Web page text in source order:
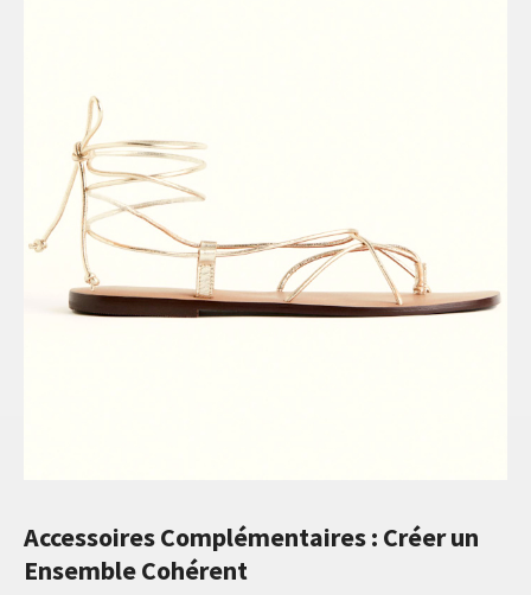
Accessoires Complémentaires : Créer un
Ensemble Cohérent